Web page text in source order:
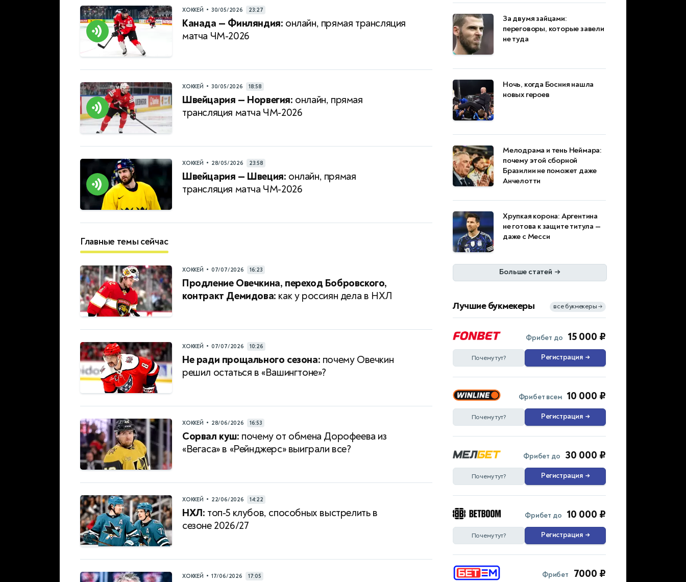
ХОККЕЙ • 30/05/2026 23:27
Канада — Финляндия: онлайн, прямая трансляция
матча ЧМ-2026
ХОККЕЙ • 30/05/2026 18:58
Швейцария — Норвегия: онлайн, прямая
трансляция матча ЧМ-2026
ХОККЕЙ • 28/05/2026 23:58
Швейцария — Швеция: онлайн, прямая
трансляция матча ЧМ-2026
Главные темы сейчас
ХОККЕЙ • 07/07/2026 16:23
Продление Овечкина, переход Бобровского,
контракт Демидова: как у россиян дела в НХЛ
ХОККЕЙ • 07/07/2026 10:26
Не ради прощального сезона: почему Овечкин
решил остаться в «Вашингтоне»?
ХОККЕЙ • 28/06/2026 16:53
Сорвал куш: почему от обмена Дорофеева из
«Вегаса» в «Рейнджерс» выиграли все?
ХОККЕЙ • 22/06/2026 14:22
НХЛ: топ-5 клубов, способных выстрелить в
сезоне 2026/27
ХОККЕЙ • 17/06/2026 17:05
За двумя зайцами:
переговоры, которые завели
не туда
Ночь, когда Босния нашла
новых героев
Мелодрама и тень Неймара:
почему этой сборной
Бразилии не поможет даже
Анчелотти
Хрупкая корона: Аргентина
не готова к защите титула —
даже с Месси
Больше статей →
Лучшие букмекеры все букмекеры →
Фрибет до 15 000 ₽
Почему тут? Регистрация →
Фрибет всем 10 000 ₽
Почему тут? Регистрация →
Фрибет до 30 000 ₽
Почему тут? Регистрация →
Фрибет до 10 000 ₽
Почему тут? Регистрация →
Фрибет 7000 ₽